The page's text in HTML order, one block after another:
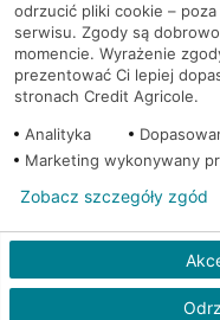
Mapa serwisu
PolitykaCookies
© 2026 Credit Agricole Bank
odrzucić pliki cookie –
serwisu. Zgody są
momencie. Wyrażenie
prezentować Ci lepiej
stronach Credit Agricole.
Analityka
Marketing wykonywany
Zobacz szczegóły zgód